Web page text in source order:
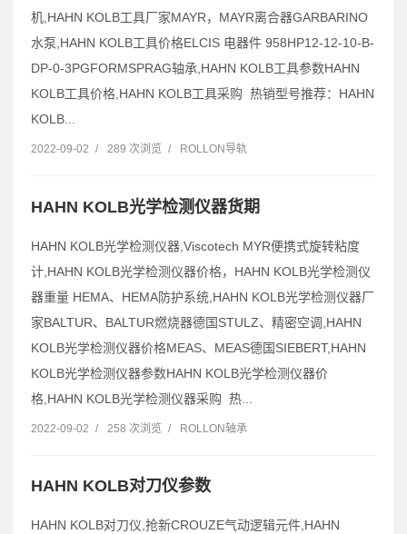
机,HAHN KOLB工具厂家MAYR，MAYR离合器GARBARINO
水泵,HAHN KOLB工具价格ELCIS 电器件 958HP12-12-10-B-
DP-0-3PGFORMSPRAG轴承,HAHN KOLB工具参数HAHN
KOLB工具价格,HAHN KOLB工具采购 热销型号推荐：HAHN
KOLB...
2022-09-02 / 289 次浏览 / ROLLON导轨
HAHN KOLB光学检测仪器货期
HAHN KOLB光学检测仪器,Viscotech MYR便携式旋转粘度
计,HAHN KOLB光学检测仪器价格，HAHN KOLB光学检测仪
器重量 HEMA、HEMA防护系统,HAHN KOLB光学检测仪器厂
家BALTUR、BALTUR燃烧器德国STULZ、精密空调,HAHN
KOLB光学检测仪器价格MEAS、MEAS德国SIEBERT,HAHN
KOLB光学检测仪器参数HAHN KOLB光学检测仪器价
格,HAHN KOLB光学检测仪器采购 热...
2022-09-02 / 258 次浏览 / ROLLON轴承
HAHN KOLB对刀仪参数
HAHN KOLB对刀仪,抢新CROUZE气动逻辑元件,HAHN